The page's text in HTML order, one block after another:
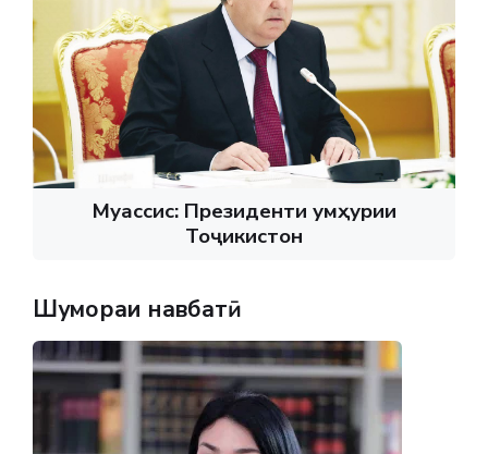
Муассис: Президенти Ҷумҳурии
Тоҷикистон
Шумораи навбатӣ